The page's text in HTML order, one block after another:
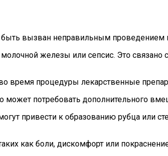
быть вызван неправильным
железы или сепсис. Это
время процедуры лекарственные
потребовать дополнительного
привести к образованию рубца или
как боли, дискомфорт или